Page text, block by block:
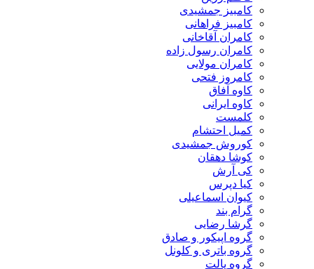
کامبیز جمشیدی
کامبیز فراهانی
کامران آقاخانی
کامران رسول زاده
کامران مولایی
کامروز فتحی
کاوه آفاق
کاوه ایرانی
کلمست
کمیل احتشام
کوروش جمشیدی
کوشا دهقان
کی آرش
کیا دپرس
کیوان اسماعیلی
گرام بند
گرشا رضایی
گروه اپیکور و صادق
گروه باتری و کلونل
گروه پالت